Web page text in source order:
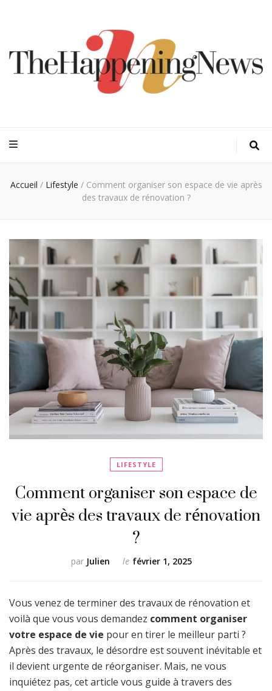
Accueil / Lifestyle / Comment organiser son espace de vie après
des travaux de rénovation ?
LIFESTYLE
Comment organiser son espace de
vie après des travaux de rénovation
?
par Julien le février 1, 2025
Vous venez de terminer des travaux de rénovation et
voilà que vous vous demandez comment organiser
votre espace de vie pour en tirer le meilleur parti ?
Après des travaux, le désordre est souvent inévitable et
il devient urgente de réorganiser. Mais, ne vous
inquiétez pas, cet article vous guide à travers des